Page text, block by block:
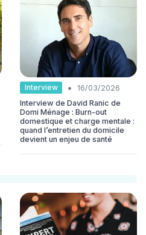
Interview •
16/03/2026
Interview de David Ranic de
Domi Ménage : Burn-out
domestique et charge mentale :
quand l’entretien du domicile
devient un enjeu de santé